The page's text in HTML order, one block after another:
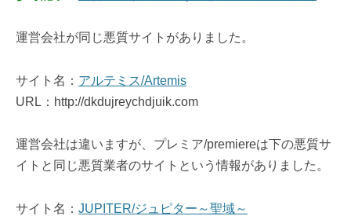
運営会社が同じ悪質サイトがありました。
サイト名： アルテミス/Artemis
URL：http://dkdujreychdjuik.com
運営会社は違いますが、プレミア/premiereは下の悪質サ
イトと同じ悪質業者のサイトという情報がありました。
サイト名： JUPITER/ジュピター～聖域～